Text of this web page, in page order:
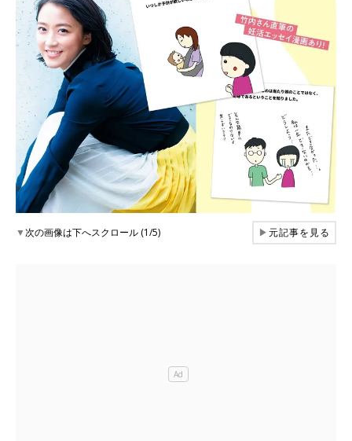
▼次の画像は下へスクロール (1/5) ▶元記事を見る